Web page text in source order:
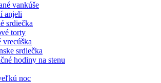
vankúše
anjeli
srdiečka
torty
vrecúška
srdiečka
hodiny na stenu
noc